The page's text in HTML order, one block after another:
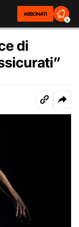
ABBONATI
2
di